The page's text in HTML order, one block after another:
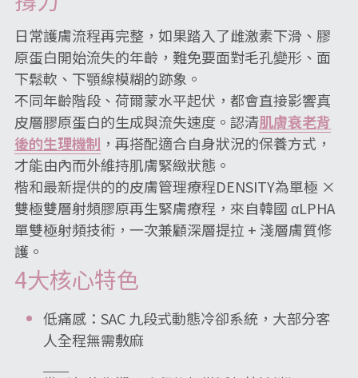
日常護膚流程再完整，如果踏入了雌激素下滑、膠
原蛋白開始流失的年齡，難免要面對毛孔變形、面
下鬆軟、下顎線模糊的跡象。
不同年齡階段、荷爾蒙水平起伏，都會直接影響真
皮層膠原蛋白的生成與流失速度。認清肌膚衰老背
後的生理機制 ，再搭配適合自身狀況的保養方式，
才能由內而外維持肌膚緊緻狀態。
楷和最新提供的的皮膚管理療程DENSITY為單極 ×
雙極雙層射頻膠原再生緊膚療程，來自韓國 αLPHA
單雙極射頻技術，一次兼顧深層提拉 + 淺層膚質修
護。
4大核心特色
低痛感：SAC 九段式動態冷卻系統，大部分客
人全程無需敷麻